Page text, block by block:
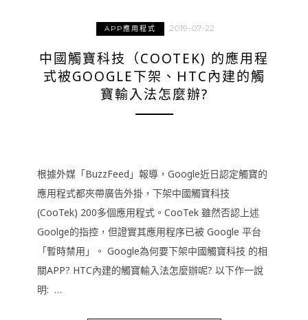
APP應用程式 2019-07-22
中國觸寶科技（COOTEK) 的應用程
式被GOOGLE下架、HTC內建的觸
寶輸入法怎麼辦?
根據外媒「BuzzFeed」報導，Google近日認定觸寶的
應用程式都夾帶廣告外掛，下架中國觸寶科技
(CooTek) 200多個應用程式。CooTek 雖然否認上述
Goolge的指控，但證實其應用程序已被 Google 平台
「暫時禁用」。 Google為何要下架中國觸寶科技 的相
關APP? HTC內建的觸寶輸入法怎麼辦呢? 以下作一說
明: …